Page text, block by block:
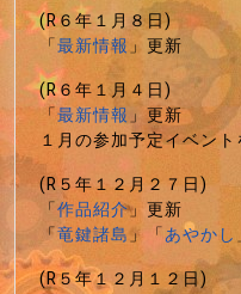
(R６年１月８日)
「最新情報」更新
(R６年１月４日)
「最新情報」更新
１月の参加予定イベント
(R５年１２月２７日)
「作品紹介」更新
「竜鍵諸島」「あやかし
(R５年１２月１２日)